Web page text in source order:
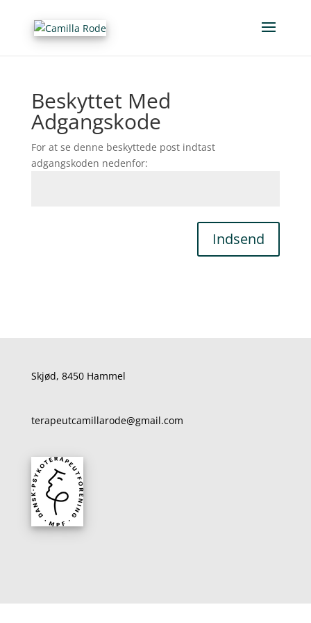
Beskyttet Med
Adgangskode
For at se denne beskyttede post indtast
adgangskoden nedenfor:
Indsend
Skjød, 8450 Hammel
terapeutcamillarode@gmail.com